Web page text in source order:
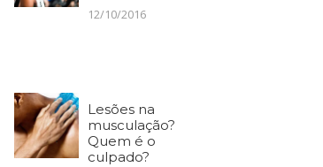
12/10/2016
Lesões na
musculação?
Quem é o
culpado?